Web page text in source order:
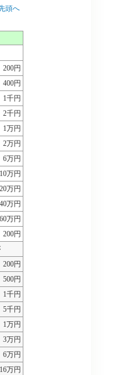
頭へ
200円
400円
1千円
2千円
1万円
2万円
6万円
10万円
20万円
40万円
60万円
200円
200円
500円
1千円
5千円
1万円
3万円
6万円
16万円